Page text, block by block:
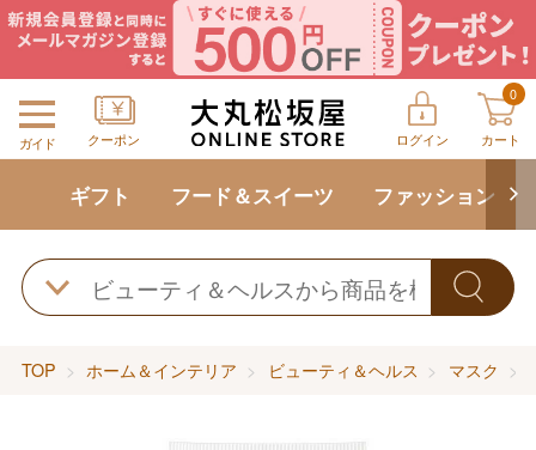
ガイド クーポン ログイン
0
カート
ギフト フード＆スイーツ ファッション
TOP ホーム＆インテリア ビューティ＆ヘルス マスク